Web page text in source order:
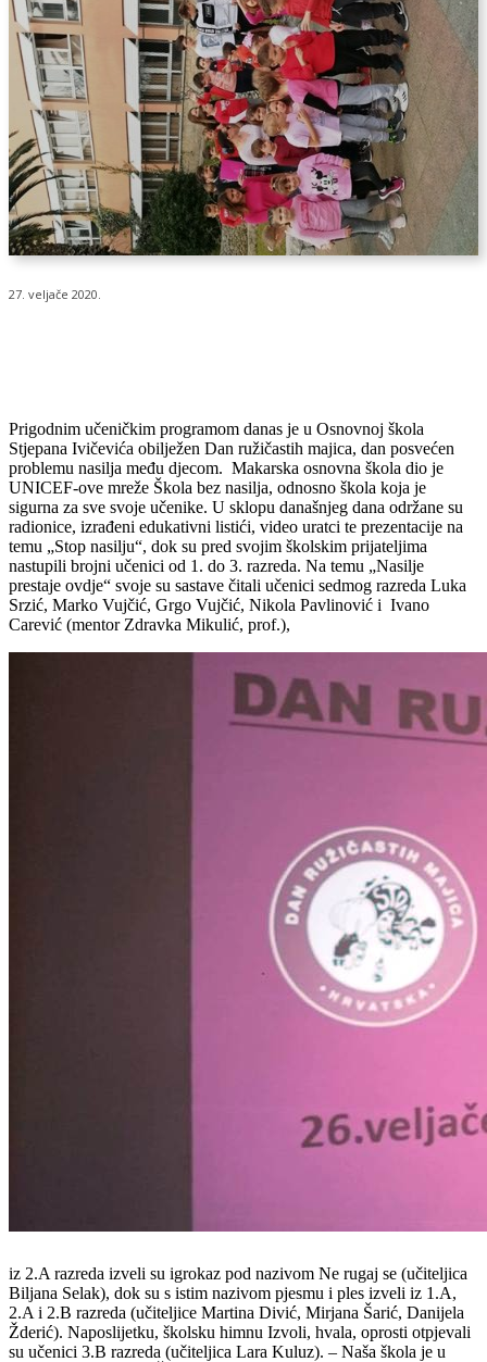
27. veljače 2020.
Prigodnim učeničkim programom danas je u Osnovnoj škola
Stjepana Ivičevića obilježen Dan ružičastih majica, dan posvećen
problemu nasilja među djecom. Makarska osnovna škola dio je
UNICEF-ove mreže Škola bez nasilja, odnosno škola koja je
sigurna za sve svoje učenike. U sklopu današnjeg dana održane su
radionice, izrađeni edukativni listići, video uratci te prezentacije na
temu „Stop nasilju“, dok su pred svojim školskim prijateljima
nastupili brojni učenici od 1. do 3. razreda. Na temu „Nasilje
prestaje ovdje“ svoje su sastave čitali učenici sedmog razreda Luka
Srzić, Marko Vujčić, Grgo Vujčić, Nikola Pavlinović i Ivano
Carević (mentor Zdravka Mikulić, prof.),
iz 2.A razreda izveli su igrokaz pod nazivom Ne rugaj se (učiteljica
Biljana Selak), dok su s istim nazivom pjesmu i ples izveli iz 1.A,
2.A i 2.B razreda (učiteljice Martina Divić, Mirjana Šarić, Danijela
Žderić). Naposlijetku, školsku himnu Izvoli, hvala, oprosti otpjevali
su učenici 3.B razreda (učiteljica Lara Kuluz). – Naša škola je u